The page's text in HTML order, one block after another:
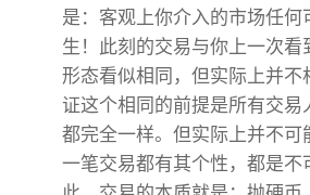
是：客观上你介入的市场任何
生！此刻的交易与你上一次看
形态看似相同，但实际上并不
证这个相同的前提是所有交易
都完全一样。但实际上并不可
一笔交易都有其个性，都是不